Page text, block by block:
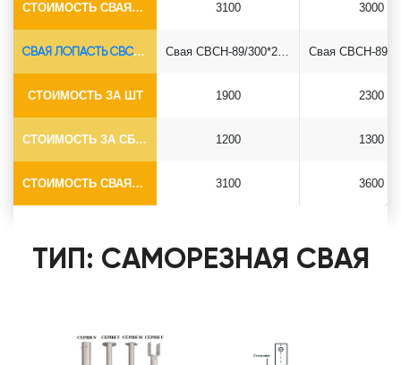
СТОИМОСТЬ СВАЯ+СБОРКА (БЕЗ ОГОЛОВКА) 3100 3000
СВАЯ ЛОПАСТЬ СВСН-Ø89*6.5
СТОИМОСТЬ ЗА ШТ
СТОИМОСТЬ ЗА СБОРКУ
СТОИМОСТЬ СВАЯ+СБОРКА (БЕЗ ОГОЛОВКА)
Свая СВСН-89/300*2500
1900
1200
3100
2300
1300
3600
ТИП: САМОРЕЗНАЯ СВАЯ